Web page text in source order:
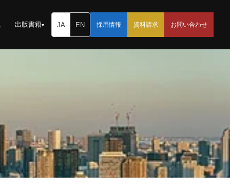
出版書籍▾ JA EN 採用情報 資料請求 お問い合わせ